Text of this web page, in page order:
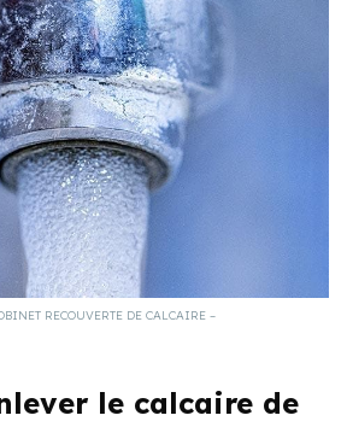
RECOUVERTE DE CALCAIRE –
le calcaire de